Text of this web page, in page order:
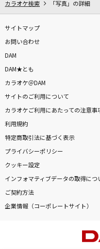
カラオケ検索 「写真」の詳細
サイトマップ
お問い合わせ
DAM
DAM★とも
カラオケ＠DAM
サイトのご利用について
カラオケご利用にあたっての注意事
利用規約
特定商取引法に基づく表示
プライバシーポリシー
クッキー設定
インフォマティブデータの取得につ
ご契約方法
企業情報（コーポレートサイト）